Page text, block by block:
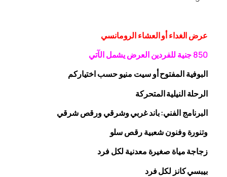
عرض الغداء أو العشاء الرومانسي
850 جنية للفردينالعرض يشمل الآتي
البوفيةالمفتوحأو سيت منيو حسب اختياركم
الرحلةالنيلية المتحركة
البرنامج الفني: باند غربي وشرقيورقصشرقي
وتنورة وفنون شعبيةرقصسلو
زجاجةمياة صغيرة معدنية لكل فرد
بيبسي كانز لكل فرد